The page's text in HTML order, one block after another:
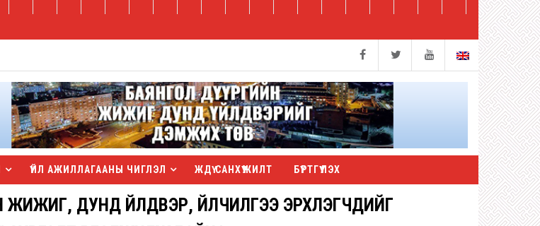
ҮЙЛ АЖИЛЛАГААНЫ ЧИГЛЭЛ ЖДҮ САНХҮҮЖИЛТ БҮРТГҮҮЛЭХ
ЖИЖИГ, ДУНД ҮЙЛДВЭР, ҮЙЛЧИЛГЭЭ ЭРХЛЭГЧДИЙГ